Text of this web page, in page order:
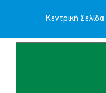
Κεντρική Σελίδα